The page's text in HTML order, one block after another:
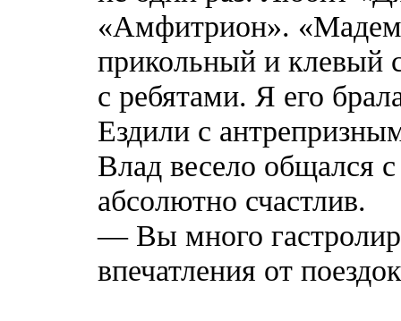
«Амфитрион».
прикольный и клевый
с ребятами. Я его
Ездили с
Влад весело общался
абсолютно счастлив.
— Вы много
впечатления от